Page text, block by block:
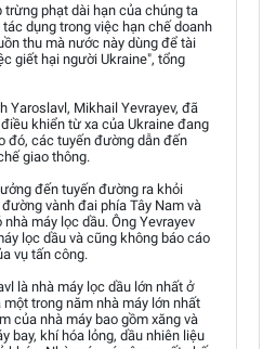
trừng phạt dài hạn của chúng ta
dụng trong việc hạn chế doanh
thu mà nước này dùng để tài
giết hại người Ukraine", tổng
Yaroslavl, Mikhail Yevrayev, đã
khiển từ xa của Ukraine đang
đó, các tuyến đường dẫn đến
giao thông.
đến tuyến đường ra khỏi
vành đai phía Tây Nam và
máy lọc dầu. Ông Yevrayev
lọc dầu và cũng không báo cáo
vụ tấn công.
là nhà máy lọc dầu lớn nhất ở
trong năm nhà máy lớn nhất
của nhà máy bao gồm xăng và
bay, khí hóa lỏng, dầu nhiên liệu